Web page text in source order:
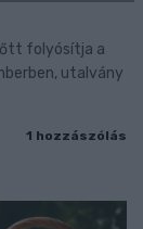
folyósítja a
utalvány
1 hozzászólás